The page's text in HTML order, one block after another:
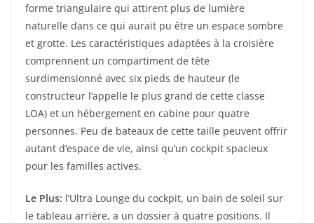
forme triangulaire qui attirent plus de lumière
naturelle dans ce qui aurait pu être un espace sombre
et grotte. Les caractéristiques adaptées à la croisière
comprennent un compartiment de tête
surdimensionné avec six pieds de hauteur (le
constructeur l’appelle le plus grand de cette classe
LOA) et un hébergement en cabine pour quatre
personnes. Peu de bateaux de cette taille peuvent offrir
autant d’espace de vie, ainsi qu’un cockpit spacieux
pour les familles actives.
Le Plus: l’Ultra Lounge du cockpit, un bain de soleil sur
le tableau arrière, a un dossier à quatre positions. Il